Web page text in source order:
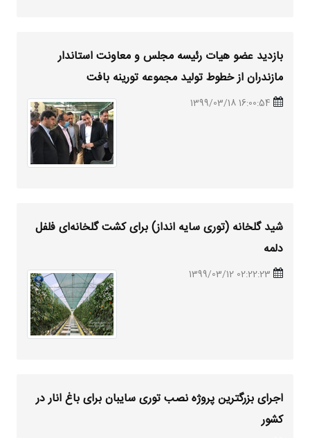
بازدید عضو هیات رئیسه مجلس و معاونت استاندار
مازندران از خطوط تولید مجموعه تورینه بافت
16:00:54 1399/03/18
شیدگلخانه (توری سایه انداز) برای کشت گلخانه‌ای فلفل
دلمه
02:22:23 1399/03/12
اجرای بزرگترین پروژه نصب توری سایبان برای باغ انار در
کشور